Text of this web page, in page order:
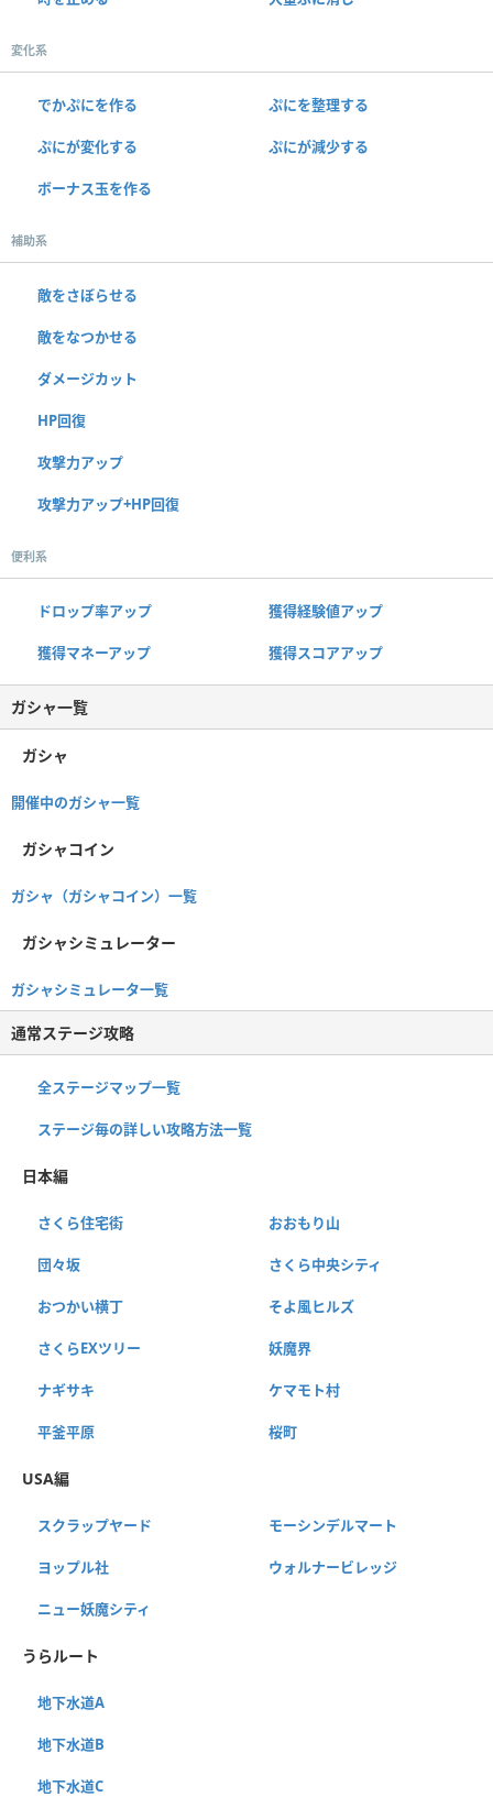
変化系
でかぷにを作る ぷにを整理する
ぷにが変化する ぷにが減少する
ボーナス玉を作る
補助系
敵をさぼらせる
敵をなつかせる
ダメージカット
HP回復
攻撃力アップ
攻撃力アップ+HP回復
便利系
ドロップ率アップ 獲得経験値アップ
獲得マネーアップ 獲得スコアアップ
ガシャ一覧
ガシャ
開催中のガシャ一覧
ガシャコイン
ガシャ（ガシャコイン）一覧
ガシャシミュレーター
ガシャシミュレータ一覧
通常ステージ攻略
全ステージマップ一覧
ステージ毎の詳しい攻略方法一覧
日本編
さくら住宅街 おおもり山
団々坂 さくら中央シティ
おつかい横丁 そよ風ヒルズ
さくらEXツリー 妖魔界
ナギサキ ケマモト村
平釜平原 桜町
USA編
スクラップヤード モーシンデルマート
ヨップル社 ウォルナービレッジ
ニュー妖魔シティ
うらルート
地下水道A
地下水道B
地下水道C